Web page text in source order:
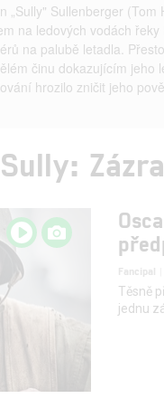
„Sully" Sullenberger
na ledových vodách
na palubě letadla.
činu dokazujícím jeho
hrozilo zničit jeho
Fancipal
Těsně
jednu